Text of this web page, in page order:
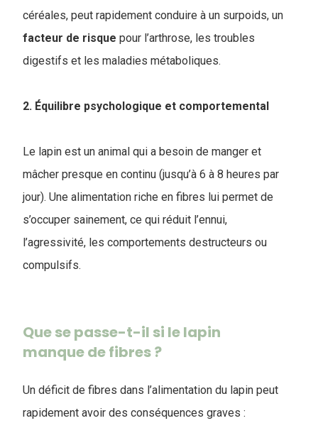
céréales, peut rapidement conduire à un surpoids, un
facteur de risque pour l’arthrose, les troubles
digestifs et les maladies métaboliques.
2. Équilibre psychologique et comportemental
Le lapin est un animal qui a besoin de manger et
mâcher presque en continu (jusqu’à 6 à 8 heures par
jour). Une alimentation riche en fibres lui permet de
s’occuper sainement, ce qui réduit l’ennui,
l’agressivité, les comportements destructeurs ou
compulsifs.
Que se passe-t-il si le lapin
manque de fibres ?
Un déficit de fibres dans l’alimentation du lapin peut
rapidement avoir des conséquences graves :